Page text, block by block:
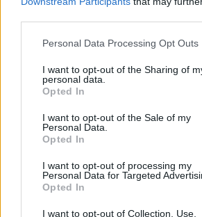
Please note that this website/app uses
not limited to your visit or usage
grant or deny consent to Google and its
use your data for below specified
consent section.
Personal Data Processing Opt Outs
I want to opt-out of the Sharing of
personal data.
Opted In
I want to opt-out of the Sale of my
Personal Data.
Opted In
I want to opt-out of processing my
Personal Data for Targeted
Opted In
I want to opt-out of Collection, Use,
Posibles cambios en el once
no está recuperado de sus molestias.
duda en el lateral derecho. Yildirim
Comunio: novedades en el sistema